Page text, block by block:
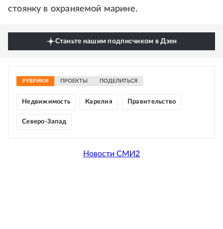
стоянку в охраняемой марине.
Станьте нашим подписчиком в Дзен
РУБРИКИ ПРОЕКТЫ ПОДЕЛИТЬСЯ
Недвижимость Карелия Правительство
Северо-Запад
Новости СМИ2